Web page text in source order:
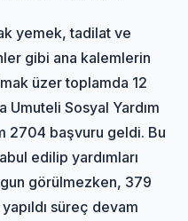
yemek, tadilat ve
gibi ana kalemlerin
üzer toplamda 12
Umuteli Sosyal Yardım
2704 başvuru geldi. Bu
edilip yardımları
görülmezken, 379
süreç devam